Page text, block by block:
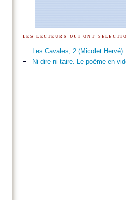
les lecteurs qui ont
Les Cavales, 2 (Micolet Hervé)
Ni dire ni taire. Le poème en